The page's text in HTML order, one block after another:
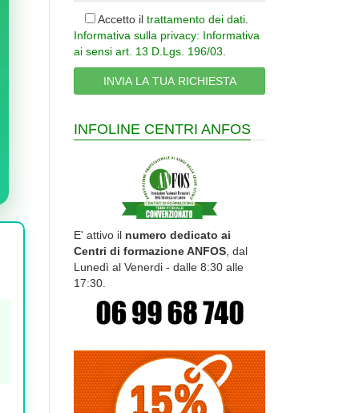
Accetto il trattamento dei dati
Informativa sulla privacy: Informativa
ai sensi art. 13 D.Lgs. 196/03
INFOLINE CENTRI ANFOS
E' attivo il numero dedicato ai
Centri di formazione ANFOS , dal
Lunedì al Venerdi - dalle 8:30 alle
17:30.